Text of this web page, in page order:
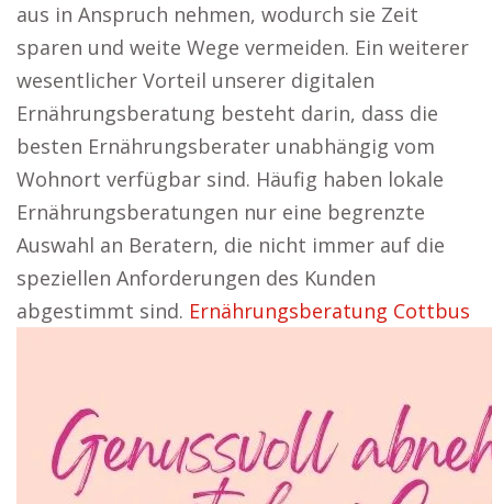
aus in Anspruch nehmen, wodurch sie Zeit
sparen und weite Wege vermeiden. Ein weiterer
wesentlicher Vorteil unserer digitalen
Ernährungsberatung besteht darin, dass die
besten Ernährungsberater unabhängig vom
Wohnort verfügbar sind. Häufig haben lokale
Ernährungsberatungen nur eine begrenzte
Auswahl an Beratern, die nicht immer auf die
speziellen Anforderungen des Kunden
abgestimmt sind. Ernährungsberatung Cottbus